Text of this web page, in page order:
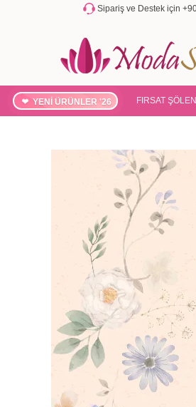
Sipariş ve Destek için
YENİ ÜRÜNLER '26 FIRSAT ŞÖLENİ